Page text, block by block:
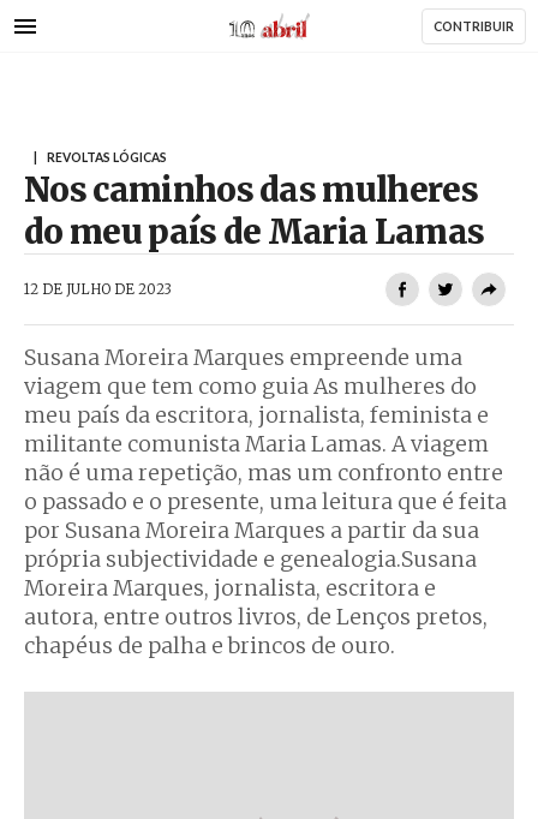
para
AbrilAbril CONTRIBUIR
REVOLTAS LÓGICAS
Nos caminhos das mulheres
do meu país de Maria Lamas
12 DE JULHO DE 2023
Susana Moreira Marques empreende uma
viagem que tem como guia As mulheres do
meu país da escritora, jornalista, feminista e
militante comunista Maria Lamas. A viagem
não é uma repetição, mas um confronto entre
o passado e o presente, uma leitura que é feita
por Susana Moreira Marques a partir da sua
própria subjectividade e genealogia.Susana
Moreira Marques, jornalista, escritora e
autora, entre outros livros, de Lenços pretos,
chapéus de palha e brincos de ouro.